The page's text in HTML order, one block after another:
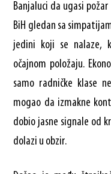
Banjaluci da ugasi
BiH gledan sa
jedini koji se nalaze,
očajnom položaju.
samo radničke klase
mogao da izmakne
dobio jasne signale od
dolazi u obzir.